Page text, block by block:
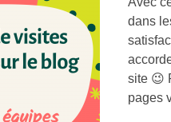
dans
site 😉
pages